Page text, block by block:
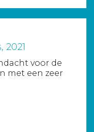
voor de
met een zeer